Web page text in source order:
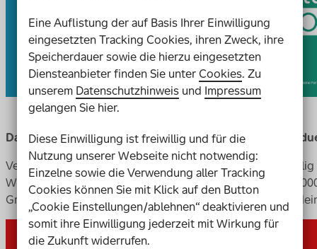
ab18 €
pro Jahr
Das persönliche Geschenk
Verschenke die Chance auf bis zu 2.000.000 €.
Wenn du möchtest, ganz persönlich mit
Grußtext.
Jahreslos auswählen
zu
nach
Eine Auflistung der auf Basis Ihrer Einwilligung
eingesetzten Tracking Cookies, ihren Zweck, ihre
Speicherdauer sowie die hierzu eingesetzten
Diensteanbieter finden Sie unterCookies. Zu
unserem Datenschutzhinweis und Impressum
gelangen Sie hier.
Diese Einwilligung ist freiwillig und für die
Nutzung unserer Webseite nicht notwendig:
Einzelne sowie die Verwendung aller Tracking
Cookies können Sie mit Klick auf den Button
„Cookie Einstellungen/ablehnen“ deaktivieren und
somit ihre Einwilligung jederzeit mit Wirkung für
die Zukunft widerrufen.